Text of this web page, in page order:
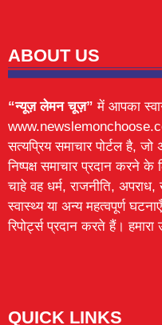
ABOUT US
“न्यूज़ लेमन चूज़” में आपका
सत्यप्रिय समाचार पोर्टल है,
निष्पक्ष समाचार प्रदान करने
चाहे वह धर्म, राजनीति,
स्वास्थ्य या अन्य महत्वपूर्ण
रिपोर्ट्स प्रदान करते हैं। हमारा
QUICK LINKS